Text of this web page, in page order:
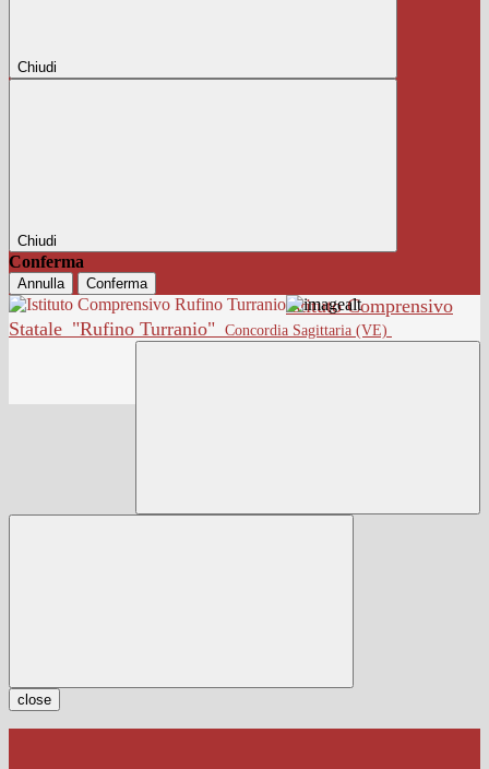
Chiudi
Chiudi
Conferma
Annulla Conferma
Istituto Comprensivo
Statale "Rufino Turranio" Concordia Sagittaria (VE)
close